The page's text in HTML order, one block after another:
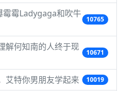
霉霉Ladygaga和吹牛
10765
解何知南的人终于现
10671
艾特你男朋友学起来 10019